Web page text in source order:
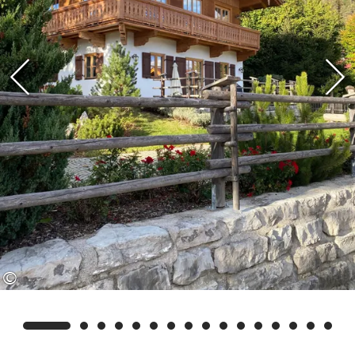
Physiothermliegen sorgen in einer
Wald-und-Alm-Atmosphäre dafür,
dass Verspannungen und
Rückenschmerzen gelindert und das
allgemeine Wohlbefinden gestärkt
werden. Praktisch für Ihren
Winterurlaub sind Skischuh-Trockner,
Platz für die Ski-Ausrüstung und die
Winterkleidung. Außerdem stellen wir
unseren Gästen Waschmaschine,
Wärmepumpentrockner und einen
Carport für zwei Fahrzeuge zur
Ihr Vorteil als unser Gast: Wir sind
©